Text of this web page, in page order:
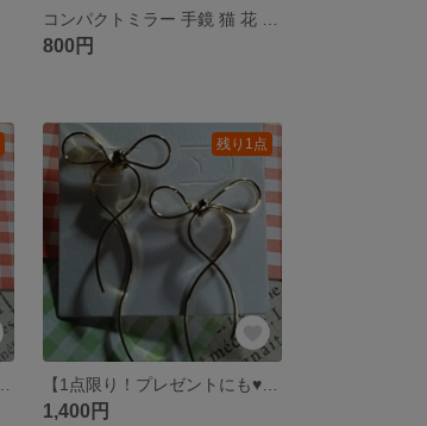
800円
残り1点
1,400円